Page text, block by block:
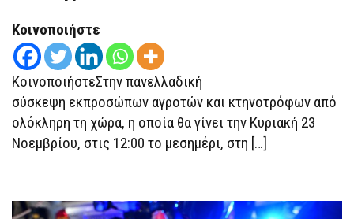
Κοινοποιήστε
ΚοινοποιήστεΣτην πανελλαδική
σύσκεψη εκπροσώπων αγροτών και κτηνοτρόφων από
ολόκληρη τη χώρα, η οποία θα γίνει την Κυριακή 23
Νοεμβρίου, στις 12:00 το μεσημέρι, στη […]